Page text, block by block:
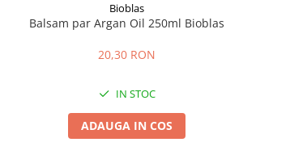
Bioblas
Balsam par Argan Oil 250ml Bioblas
20,30 RON
IN STOC
ADAUGA IN COS